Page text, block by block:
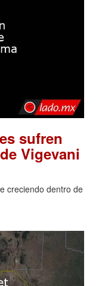
sufren
Vigevani
creciendo dentro de